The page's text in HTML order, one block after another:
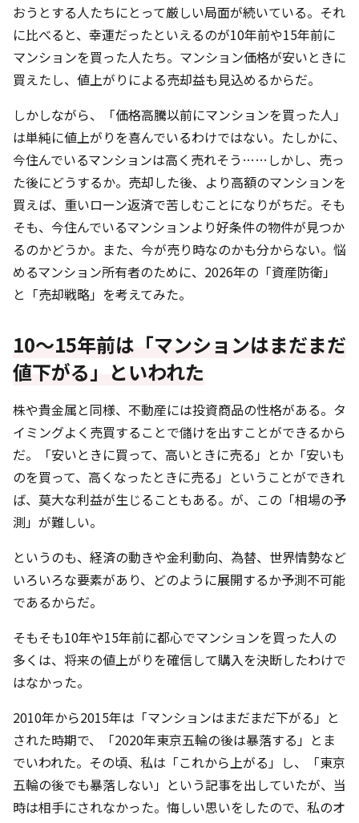
おうとする人たちにとって厳しい局面が続いている。それ
に比べると、幸運だったといえるのが10年前や15年前に
マンションを買った人たち。マンション価格が安いときに
買えたし、値上がりによる売却益も見込めるからだ。
しかしながら、「価格高騰以前にマンションを買った人」
は単純に値上がりを喜んでいるわけではない。たしかに、
今住んでいるマンションは高く売れそう……しかし、売っ
た後にどうするか。売却した後、より高額のマンションを
買えば、重いローン返済で苦しむことになりがちだ。そも
そも、今住んでいるマンションより好条件の物件が見つか
るのかどうか。また、今が売り時なのかも分からない。悩
めるマンション所有者のために、2026年の「資産防衛」
と「売却戦略」を考えてみた。
10～15年前は「マンションはまだまだ
値下がる」といわれた
株や貴金属と同様、不動産には投資商品の性格がある。タ
イミングよく売買することで儲けを出すことができるから
だ。「安いときに買って、高いときに売る」とか「安いも
のを買って、高くなったときに売る」ということができれ
ば、莫大な利益が生じることもある。が、この「相場の予
測」が難しい。
というのも、経済の動きや金利動向、為替、世界情勢など
いろいろな要素があり、どのように展開するか予測不可能
であるからだ。
そもそも10年や15年前に都心でマンションを買った人の
多くは、将来の値上がりを確信して購入を決断したわけで
はなかった。
2010年から2015年は「マンションはまだまだ下がる」と
された時期で、「2020年東京五輪の後は暴落する」とま
でいわれた。その頃、私は「これから上がる」し、「東京
五輪の後でも暴落しない」という記事を出していたが、当
時は相手にされなかった。悔しい思いをしたので、私のオ